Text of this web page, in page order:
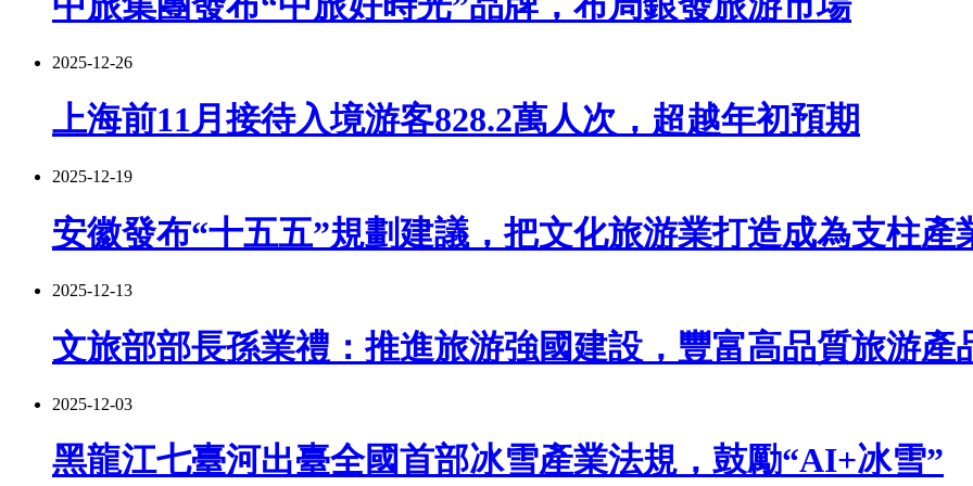
2025-12-26
上海前11月接待入境游客828.2萬人次，超越年初預期
2025-12-19
安徽發布“十五五”規劃建議，把文化旅游業打造成為支柱產
2025-12-13
文旅部部長孫業禮：推進旅游強國建設，豐富高品質旅游產
2025-12-03
黑龍江七臺河出臺全國首部冰雪產業法規，鼓勵“AI+冰雪”